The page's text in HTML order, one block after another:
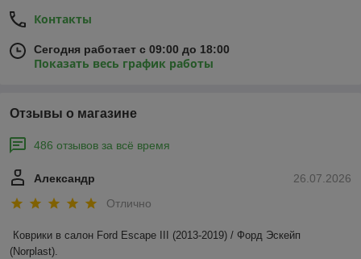
Контакты
Сегодня работает с 09:00 до 18:00
Показать весь график работы
Отзывы о магазине
486 отзывов за всё время
26.07.2026
Александр
Отлично
Коврики в салон Ford Escape III (2013-2019) / Форд Эскейп
(Norplast).